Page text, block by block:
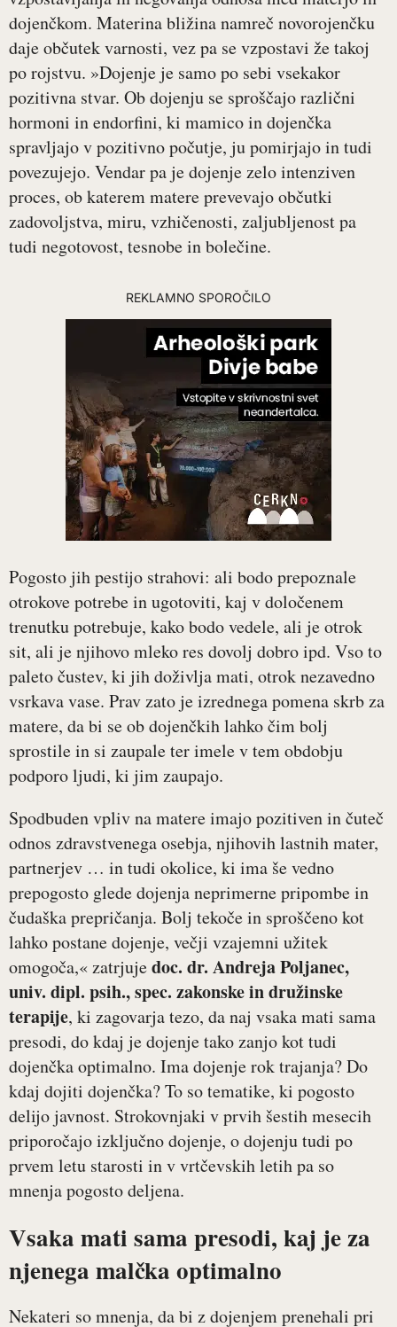
dojenčkom. Materina bližina namreč novorojenčku
daje občutek varnosti, vez pa se vzpostavi že takoj
po rojstvu. »Dojenje je samo po sebi vsekakor
pozitivna stvar. Ob dojenju se sproščajo različni
hormoni in endorfini, ki mamico in dojenčka
spravljajo v pozitivno počutje, ju pomirjajo in tudi
povezujejo. Vendar pa je dojenje zelo intenziven
proces, ob katerem matere prevevajo občutki
zadovoljstva, miru, vzhičenosti, zaljubljenost pa
tudi negotovost, tesnobe in bolečine.
REKLAMNO SPOROČILO
Pogosto jih pestijo strahovi: ali bodo prepoznale
otrokove potrebe in ugotoviti, kaj v določenem
trenutku potrebuje, kako bodo vedele, ali je otrok
sit, ali je njihovo mleko res dovolj dobro ipd. Vso to
paleto čustev, ki jih doživlja mati, otrok nezavedno
vsrkava vase. Prav zato je izrednega pomena skrb za
matere, da bi se ob dojenčkih lahko čim bolj
sprostile in si zaupale ter imele v tem obdobju
podporo ljudi, ki jim zaupajo.
Spodbuden vpliv na matere imajo pozitiven in čuteč
odnos zdravstvenega osebja, njihovih lastnih mater,
partnerjev … in tudi okolice, ki ima še vedno
prepogosto glede dojenja neprimerne pripombe in
čudaška prepričanja. Bolj tekoče in sproščeno kot
lahko postane dojenje, večji vzajemni užitek
omogoča,« zatrjujedoc. dr. Andreja Poljanec,
univ. dipl. psih., spec. zakonske in družinske
terapije, ki zagovarja tezo, da naj vsaka mati sama
presodi, do kdaj je dojenje tako zanjo kot tudi
dojenčka optimalno. Ima dojenje rok trajanja? Do
kdaj dojiti dojenčka? To so tematike, ki pogosto
delijo javnost. Strokovnjaki v prvih šestih mesecih
priporočajo izključno dojenje, o dojenju tudi po
prvem letu starosti in v vrtčevskih letih pa so
mnenja pogosto deljena.
Vsaka mati sama presodi, kaj je za
njenega malčka optimalno
Nekateri so mnenja, da bi z dojenjem prenehali pri